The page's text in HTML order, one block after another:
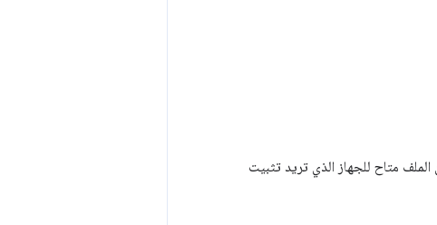
متاح للجهاز الذي تريد تثبيت